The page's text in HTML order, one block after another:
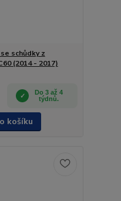
schůdky z
(2014 - 2017)
Do 3 až 4
týdnů.
košíku